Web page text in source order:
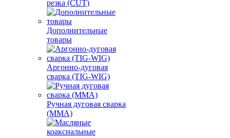
резка (CUT)
Дополнительные
товары
Аргонно-дуговая
сварка (TIG-WIG)
Ручная дуговая сварка
(MMA)